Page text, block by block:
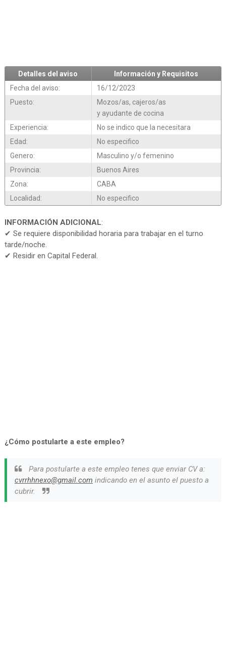
Detalles del aviso
Información y Requisitos
Fecha del aviso:
16/12/2023
Puesto:
Mozos/as, cajeros/as
y ayudante de cocina
Experiencia:
No se indico que la necesitara
Edad:
No especifico
Genero:
Masculino y/o femenino
Provincia:
Buenos Aires
Zona:
CABA
Localidad:
No especifico
INFORMACIÓN ADICIONAL:
✔ Se requiere disponibilidad horaria para trabajar en el turno
tarde/noche.
✔ Residir en Capital Federal.
¿Cómo postularte a este empleo?
Para postularte a este empleo tenes que enviar CV a:
cvrrhhnexo@gmail.com indicando en el asunto el puesto a
cubrir.